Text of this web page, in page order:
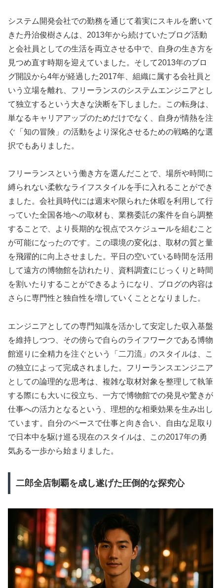
システム開発会社での勤務を通じて着実にスキルを磨いて
きた丹治俊樹さんは、2013年から続けていたブログ活動
と会社員としての生活を両立させる中で、自身の生き方を
見つめ直す時期を迎えていました。そして2013年のブロ
グ開設から4年が経過した2017年、組織に属する会社員と
いう立場を離れ、フリーランスのシステムエンジニアとし
て独立するという大きな決断を下しました。この転身は、
単なるキャリアアップのためだけでなく、自身が情熱を注
ぐ「知の冒険」の活動をより深化させるための戦略的な選
択でもありました。
フリーランスという働き方を選んだことで、場所や時間に
縛られない柔軟なライフスタイルを手に入れることができ
ました。会社員時代には週末や限られた休暇を利用して行
っていた全国各地への取材も、業務委託の案件を自ら調整
することで、より長期的な視点でスケジュールを組むこと
が可能になったのです。この環境の変化は、取材の質と量
を飛躍的に向上させました。平日の空いている時間を活用
して遠方の博物館を訪れたり、資料調査にじっくりと時間
を割いたりすることができるようになり、ブログの内容は
さらに専門性と独自性を増していくこととなりました。
エンジニアとしての専門知識を活かして安定した収入基盤
を維持しつつ、その傍らで自らのライフワークである博物
館巡りに全精力を注ぐという「二刀流」のスタイルは、こ
の独立によって完成されました。フリーランスエンジニア
としての論理的な思考は、複雑な取材対象を整理して執筆
する際にも大いに役立ち、一方で博物館での発見や驚きが
仕事への活力となるという、理想的な相乗効果を生み出し
ています。自分のペースで仕事と向き合い、自由な足取り
で日本中を駆け巡る現在のスタイルは、この2017年の勇
気ある一歩から始まりました。
二郎全店制覇を成し遂げた圧倒的な探究心